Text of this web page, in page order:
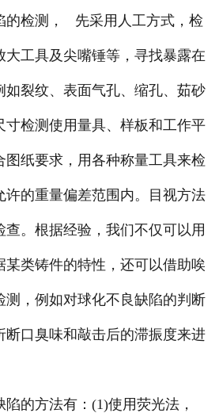
检测， 先采用人工方式，检
大工具及尖嘴锤等，寻找暴露在
如裂纹、表面气孔、缩孔、茹砂
寸检测使用量具、样板和工作平
图纸要求，用各种称量工具来检
许的重量偏差范围内。目视方法
。根据经验，我们不仅可以用
某类铸件的特性，还可以借助唉
测，例如对球化不良缺陷的判断
断口臭味和敲击后的滞振度来进
的方法有：(1)使用荧光法，